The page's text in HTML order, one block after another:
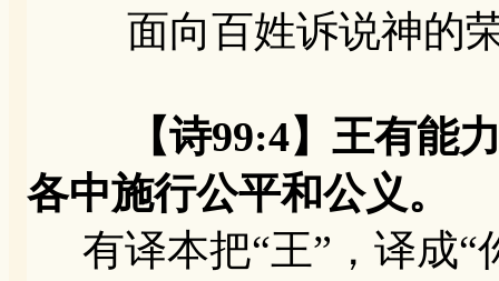
面向百姓诉说神的
【诗99:4】王有能
各中施行公平和公义。
有译本把“王”，译成“